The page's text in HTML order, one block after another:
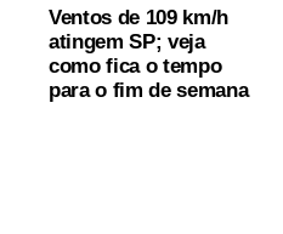
Ventos de 109 km/h
atingem SP; veja
como fica o tempo
para o fim de semana